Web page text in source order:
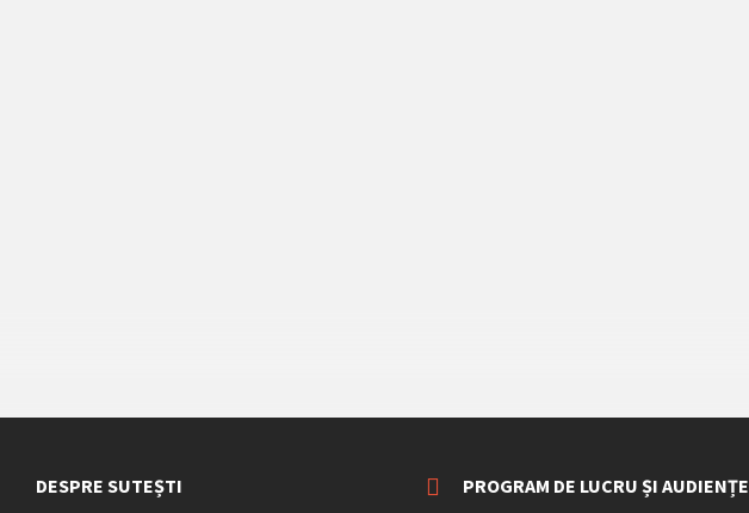
DESPRE SUTEȘTI PROGRAM DE LUCRU ȘI AUDIENȚE